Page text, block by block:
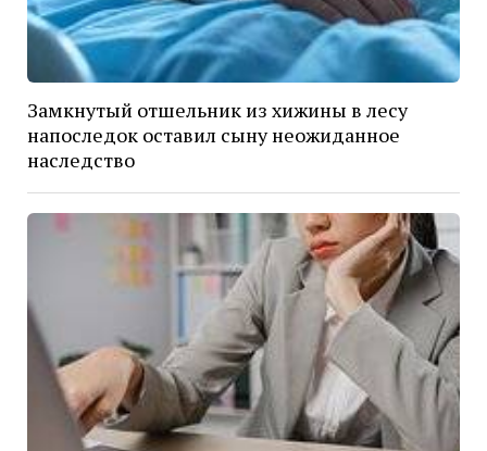
Замкнутый отшельник из хижины в лесу
напоследок оставил сыну неожиданное
наследство